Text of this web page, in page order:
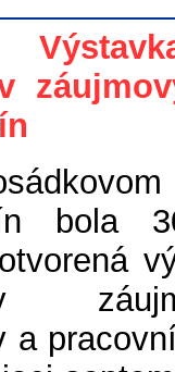
bola
a